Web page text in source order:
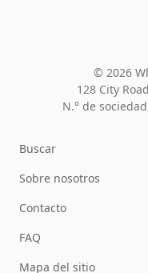
© 2026
128 City
N.° de
Buscar
Sobre nosotros
Contacto
FAQ
Mapa del sitio